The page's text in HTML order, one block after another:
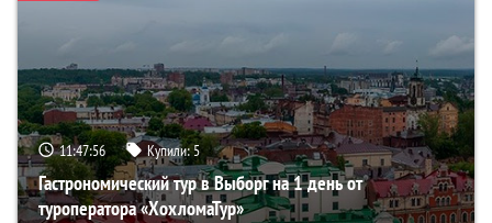
11:47:55 Купили:5
Гастрономический тур в Выборг на 1 день от
туроператора «ХохломаТур»